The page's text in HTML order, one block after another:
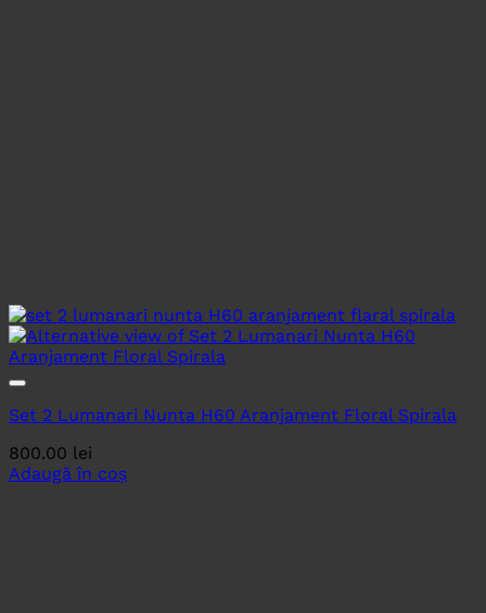
Set 2 Lumanari Nunta H60 Aranjament Floral Spirala
800.00 lei
Adaugă în coș